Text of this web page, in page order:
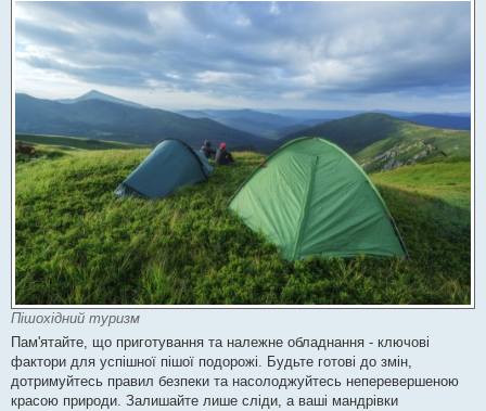
Пішохідний туризм
Пам'ятайте, що приготування та належне обладнання - ключові
фактори для успішної пішої подорожі. Будьте готові до змін,
дотримуйтесь правил безпеки та насолоджуйтесь неперевершеною
красою природи. Залишайте лише сліди, а ваші мандрівки